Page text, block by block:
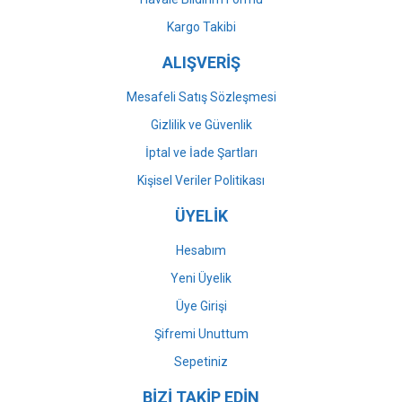
Gönder
Kargo Takibi
ALIŞVERİŞ
Mesafeli Satış Sözleşmesi
Gizlilik ve Güvenlik
İptal ve İade Şartları
Kişisel Veriler Politikası
ÜYELİK
Hesabım
Yeni Üyelik
Üye Girişi
Şifremi Unuttum
Sepetiniz
BİZİ TAKİP EDİN